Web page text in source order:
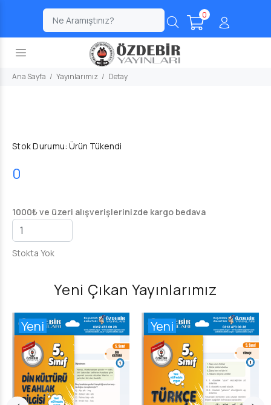
0;
Ana Sayfa Yayınlarımız Detay
Stok Durumu: Ürün Tükendi
0
1000₺ ve üzeri alışverişlerinizde kargo bedava
Stokta Yok
Yeni Çıkan Yayınlarımız
Yeni Yeni